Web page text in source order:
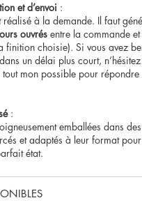
et d’envoi :
à la demande. Il faut
ouvrés entre la commande
finition choisie). Si vous avez
un délai plus court,
tout mon possible pour répondre
:
emballées dans des
et adaptés à leur format
état.